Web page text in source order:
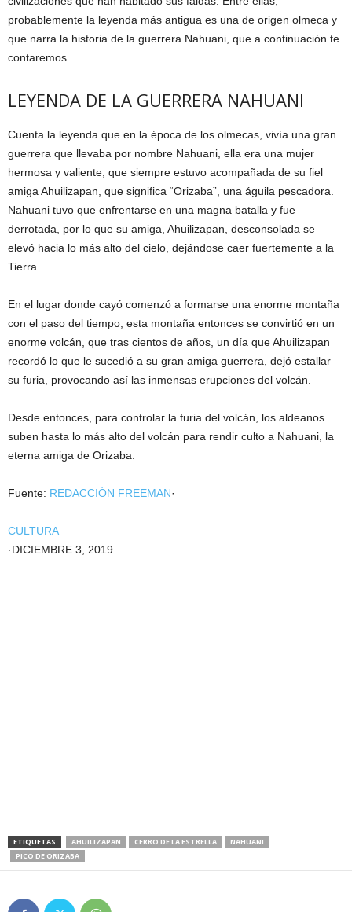
probablemente la leyenda más antigua es una de origen olmeca y
que narra la historia de la guerrera Nahuani, que a continuación te
contaremos.
LEYENDA DE LA GUERRERA NAHUANI
Cuenta la leyenda que en la época de los olmecas, vivía una gran
guerrera que llevaba por nombre Nahuani, ella era una mujer
hermosa y valiente, que siempre estuvo acompañada de su fiel
amiga Ahuilizapan, que significa “Orizaba”, una águila pescadora.
Nahuani tuvo que enfrentarse en una magna batalla y fue
derrotada, por lo que su amiga, Ahuilizapan, desconsolada se
elevó hacia lo más alto del cielo, dejándose caer fuertemente a la
Tierra.
En el lugar donde cayó comenzó a formarse una enorme montaña
con el paso del tiempo, esta montaña entonces se convirtió en un
enorme volcán, que tras cientos de años, un día que Ahuilizapan
recordó lo que le sucedió a su gran amiga guerrera, dejó estallar
su furia, provocando así las inmensas erupciones del volcán.
Desde entonces, para controlar la furia del volcán, los aldeanos
suben hasta lo más alto del volcán para rendir culto a Nahuani, la
eterna amiga de Orizaba.
Fuente: REDACCIÓN FREEMAN·
CULTURA
·DICIEMBRE 3, 2019
ETIQUETAS AHUILIZAPAN CERRO DE LA ESTRELLA
NAHUANI
PICO DE ORIZABA